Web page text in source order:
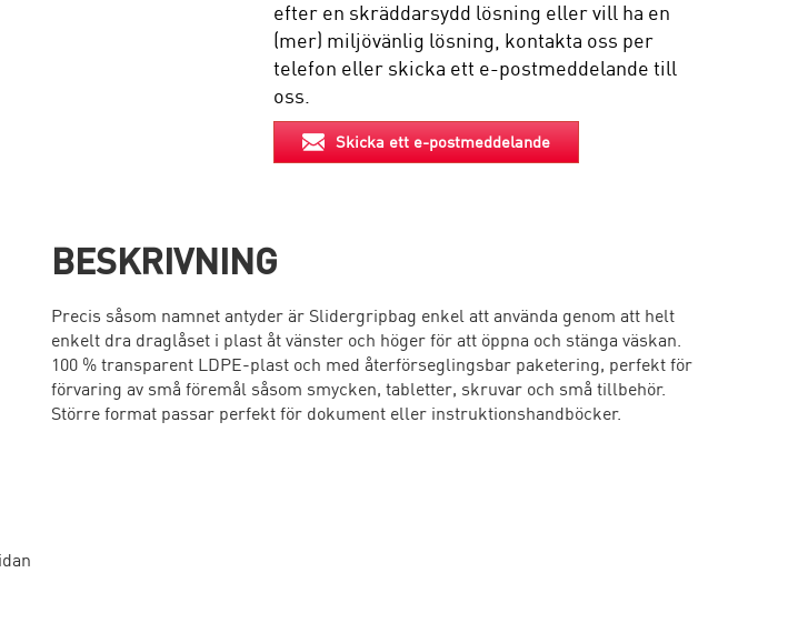
efter en skräddarsydd lösning eller vill ha en
(mer) miljövänlig lösning, kontakta oss per
telefon eller skicka ett e-postmeddelande till
oss.
Skicka ett e-postmeddelande
BESKRIVNING
Precis såsom namnet antyder är Slidergripbag enkel att använda genom att helt
enkelt dra draglåset i plast åt vänster och höger för att öppna och stänga väskan.
100 % transparent LDPE-plast och med återförseglingsbar paketering, perfekt för
förvaring av små föremål såsom smycken, tabletter, skruvar och små tillbehör.
Större format passar perfekt för dokument eller instruktionshandböcker.